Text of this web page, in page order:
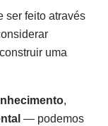
ser feito através
uma
,
— podemos